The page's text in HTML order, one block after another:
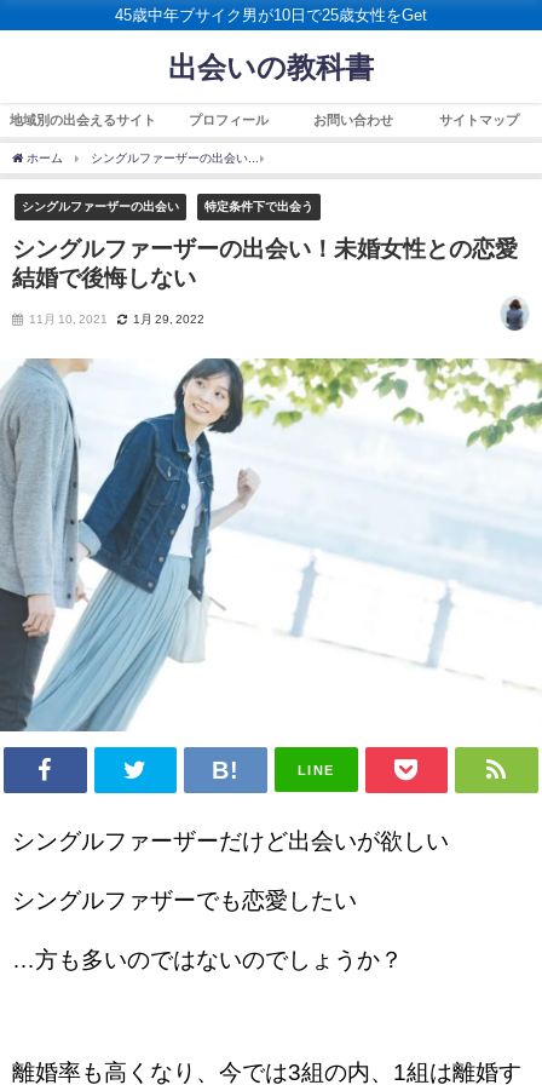
45歳中年ブサイク男が10日で25歳女性をGet
出会いの教科書
地域別の出会えるサイト プロフィール お問い合わせ サイトマップ
ホーム シングルファーザーの出会い
シングルファーザーの出会い 特定条件下で出会う
シングルファーザーの出会い！未婚女性との恋愛
結婚で後悔しない
11月 10, 2021 1月 29, 2022
LINE
シングルファーザーだけど出会いが欲しい
シングルファザーでも恋愛したい
…方も多いのではないのでしょうか？
離婚率も高くなり、今では3組の内、1組は離婚す